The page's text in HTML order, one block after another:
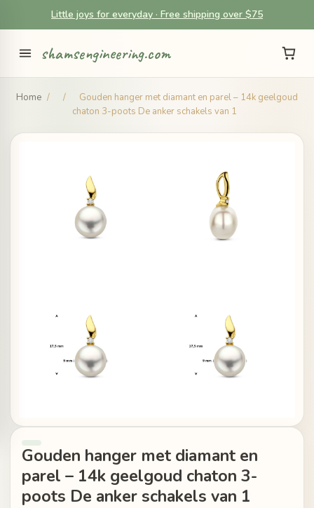
Little joys for everyday · Free shipping over $75
shamsengineering.com
Home / /
Gouden hanger met diamant en parel – 14k geelgoud
chaton 3-poots De anker schakels van 1
Gouden hanger met diamant en
parel – 14k geelgoud chaton 3-
poots De anker schakels van 1